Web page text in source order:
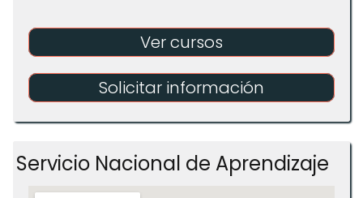
Ver cursos
Solicitar información
Servicio Nacional de Aprendizaje